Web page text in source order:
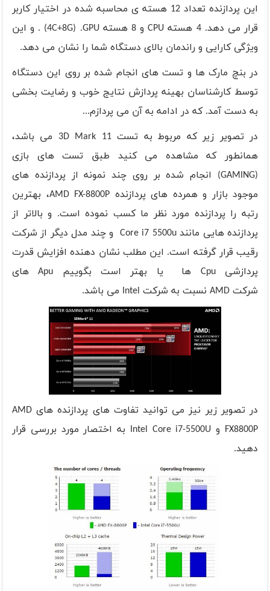
این پردازنده تعداد 12 هسته ی محاسبه شده در اختیار کاربر
قرار می دهد. 4 هسته
CPUو 8 هسته GPU
. (
4C+8G) . و این
ویژگی کارایی و راندمان بالای دستگاه شما را نشان می دهد.
در بنچ مارک ها و تست های انجام شده بر روی این دستگاه
توسط کارشناسان بهینه پردازش نتایج خوب و رضایت بخشی
به دست آمد. که در ادامه به آن می پردازم...
در تصویر زیر که مربوط به تست3D Mark 11 می باشد،
همانطور که مشاهده می کنید طبق تست های بازی
(
GAMING) انجام شده بر روی چند نمونه از پردازنده های
موجود بازار و همرده های پردازنده AMD FX-8800P، بهترین
رتبه را پردازنده مورد نظر ما کسب نموده است. و بالاتر از
پردازنده هایی مانندCore i7 5500u و چند مدل دیگر از شرکت
رقیب قرار گرفته است. این مطلب نشان دهنده افزایش قدرت
پردازشیCpu ها یا بهتر است بگوییم Apuهای
شرکت AMD نسبت به شرکت Intel می باشد.
در تصویر زیر نیز می توانید تفاوت های پردازنده های AMD
FX8800P و Intel Core i7-5500U به اختصار مورد بررسی قرار
دهید.